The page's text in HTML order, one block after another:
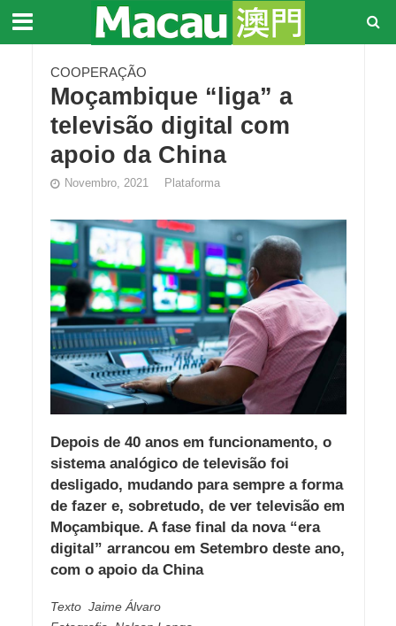
COOPERAÇÃO
Moçambique “liga” a
televisão digital com
apoio da China
Novembro, 2021 Plataforma
Depois de 40 anos em funcionamento, o
sistema analógico de televisão foi
desligado, mudando para sempre a forma
de fazer e, sobretudo, de ver televisão em
Moçambique. A fase final da nova “era
digital” arrancou em Setembro deste ano,
com o apoio da China
Texto Jaime Álvaro